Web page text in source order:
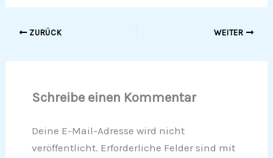
ZURÜCK WEITER
Schreibe einen Kommentar
Deine E-Mail-Adresse wird nicht
veröffentlicht. Erforderliche Felder sind mit